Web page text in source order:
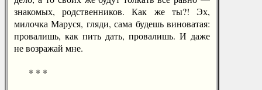
знакомых, родственников. Как же ты?! Эх,
милочка Маруся, гляди, сама будешь виноватая:
провалишь, как пить дать, провалишь. И даже
не возражай мне.
* * *